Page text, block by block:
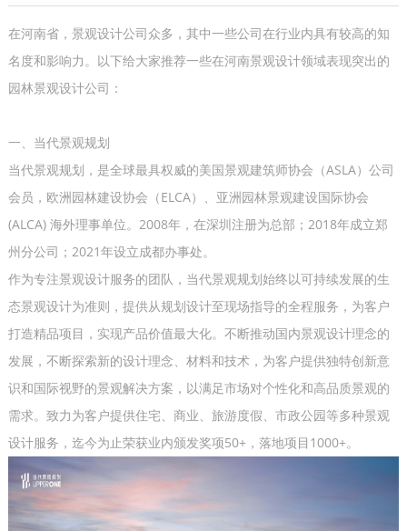
在河南省，‌景观设计公司众多，‌其中一些公司在行业内具有较高的知
名度和影响力。以下给大家推荐一些在河南景观设计领域表现突出的
园林景观设计公司：
‌一、当代景观规划
当代景观规划，是全球最具权威的美国景观建筑师协会（ASLA）公司
会员，欧洲园林建设协会（ELCA）、亚洲园林景观建设国际协会
(ALCA) 海外理事单位。2008年，在深圳注册为总部；2018年成立郑
州分公司；2021年设立成都办事处。
作为专注景观设计服务的团队，当代景观规划始终以可持续发展的生
态景观设计为准则，提供从规划设计至现场指导的全程服务，为客户
打造精品项目，实现产品价值最大化。不断推动国内景观设计理念的
发展，不断探索新的设计理念、材料和技术，为客户提供独特创新意
识和国际视野的景观解决方案，以满足市场对个性化和高品质景观的
需求。致力为客户提供住宅、商业、旅游度假、市政公园等多种景观
设计服务，迄今为止荣获业内颁发奖项50+，落地项目1000+。